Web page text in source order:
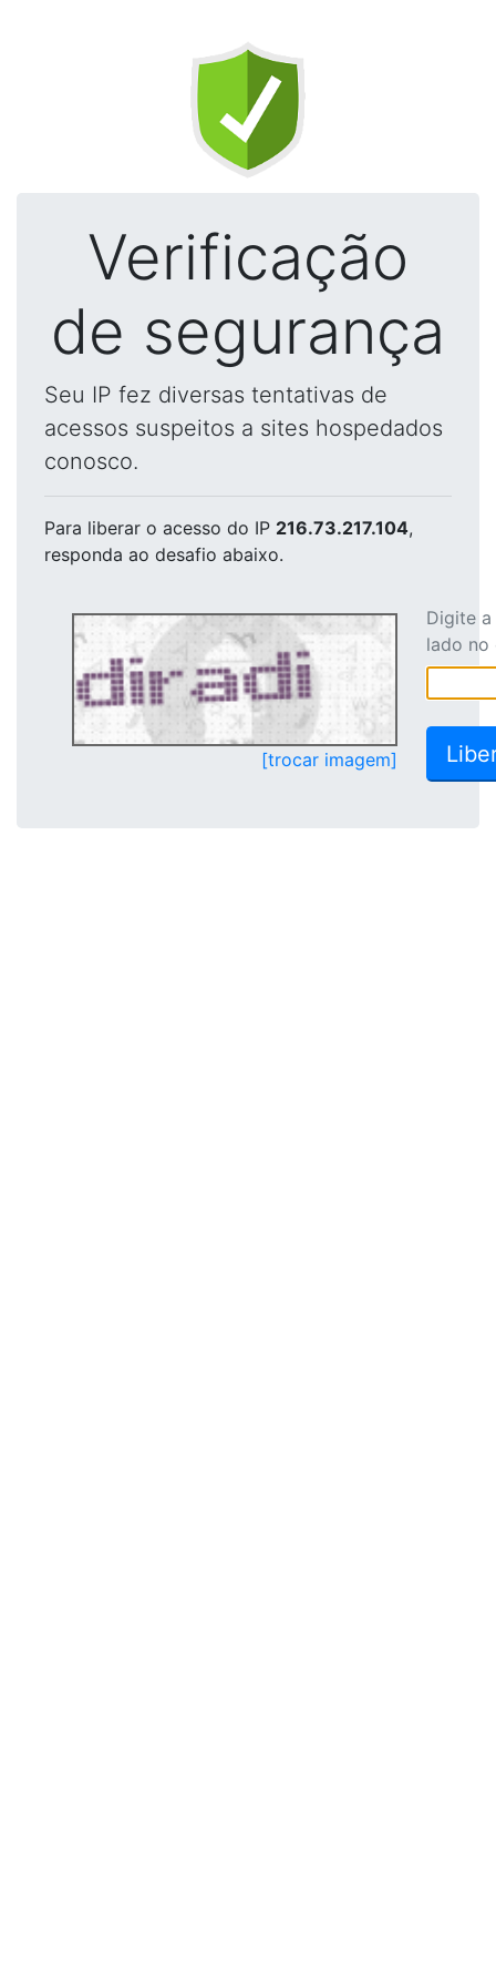
Verificação
de segurança
Seu IP fez diversas tentativas de
acessos suspeitos a sites hospedados
conosco.
Para liberar o acesso do IP 216.73.217.104,
responda ao desafio abaixo.
[trocar imagem]
Digite
lado no